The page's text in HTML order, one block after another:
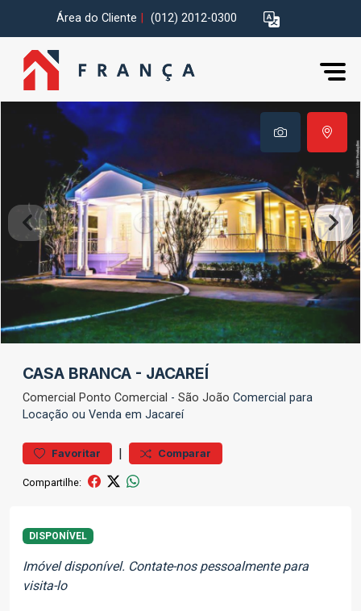
Área do Cliente (012) 2012-0300
CASA BRANCA - JACAREÍ
Comercial Ponto Comercial - São João Comercial para
Locação ou Venda em Jacareí
Favoritar | Comparar
Compartilhe:
DISPONÍVEL
Imóvel disponível. Contate-nos pessoalmente para
visita-lo